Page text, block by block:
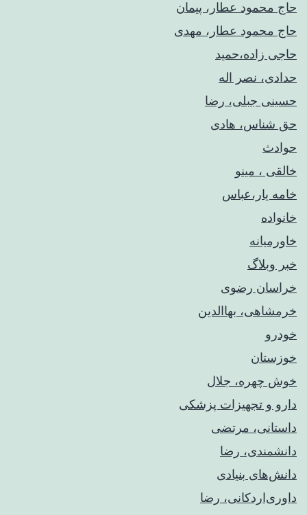
حاج محمود عطار، پیمان
حاج محمود عطار، مهدی
حاجی زاده،حمید
حدادی، نصر اله
حسینی جبلی، رضا
حق شناس، هادی
حوادث
خالقی ، مینو
خامه یار،عباس
خانواده
خاورمیانه
خبر وبلاگ
خراسان رضوی
خرمشاهی، بهاالدین
خودرو
خوزستان
خوش چهره، جلال
دارو و تجهیزات پزشکی
داستانی، مرتضی
دانشمندی، رضا
دانش‌های بنیادی
داوری‌اردکانی، رضا